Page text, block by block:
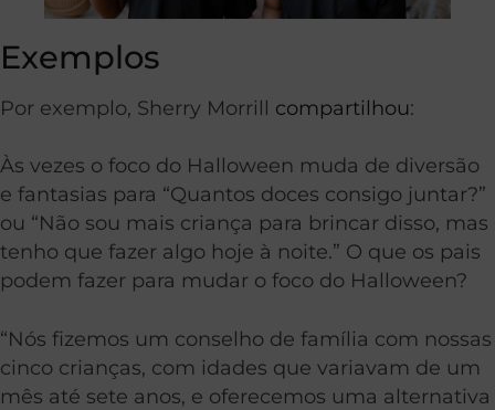
Exemplos
Por exemplo, Sherry Morrill compartilhou:
Às vezes o foco do Halloween muda de diversão
e fantasias para “Quantos doces consigo juntar?”
ou “Não sou mais criança para brincar disso, mas
tenho que fazer algo hoje à noite.” O que os pais
podem fazer para mudar o foco do Halloween?
“Nós fizemos um conselho de família com nossas
cinco crianças, com idades que variavam de um
mês até sete anos, e oferecemos uma alternativa